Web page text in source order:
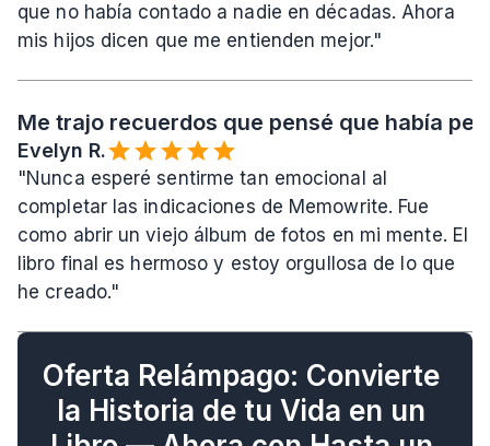
que no había contado a nadie en décadas. Ahora
mis hijos dicen que me entienden mejor."
Me trajo recuerdos que pensé que había
Evelyn R.️
"Nunca esperé sentirme tan emocional al
completar las indicaciones de Memowrite. Fue
como abrir un viejo álbum de fotos en mi mente. El
libro final es hermoso y estoy orgullosa de lo que
he creado."
Oferta Relámpago: Convierte
la Historia de tu Vida en un